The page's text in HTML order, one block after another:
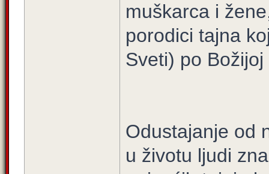
muškarca i
porodici tajna
Sveti) po
Odustajanje od
u životu ljudi